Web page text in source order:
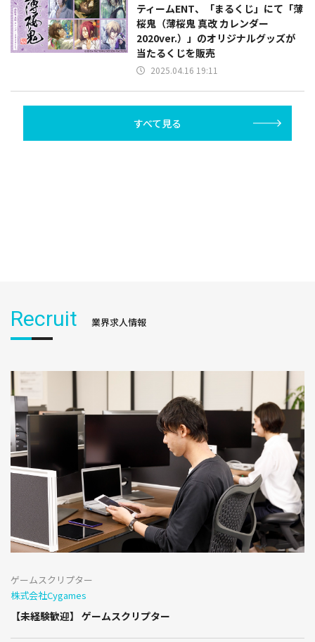
ティームENT、「まるくじ」にて「薄
桜鬼（薄桜鬼 真改 カレンダー
2020ver.）」のオリジナルグッズが
当たるくじを販売
2025.04.16 19:11
すべて見る
Recruit 業界求人情報
ゲームスクリプター
株式会社Cygames
【未経験歓迎】 ゲームスクリプター